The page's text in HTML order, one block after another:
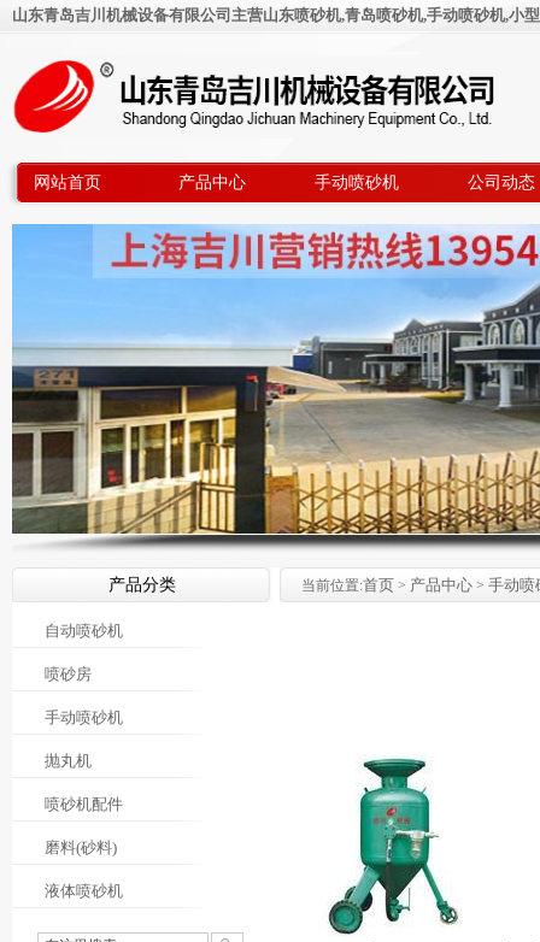
山东青岛吉川机械设备有限公司主营山东喷砂机,青岛喷砂机,手动喷砂机,小
网站首页 产品中心 手动喷砂机 公司动态
产品分类
自动喷砂机
喷砂房
手动喷砂机
抛丸机
喷砂机配件
磨料(砂料)
液体喷砂机
当前位置:首页 > 产品中心 > 手动喷